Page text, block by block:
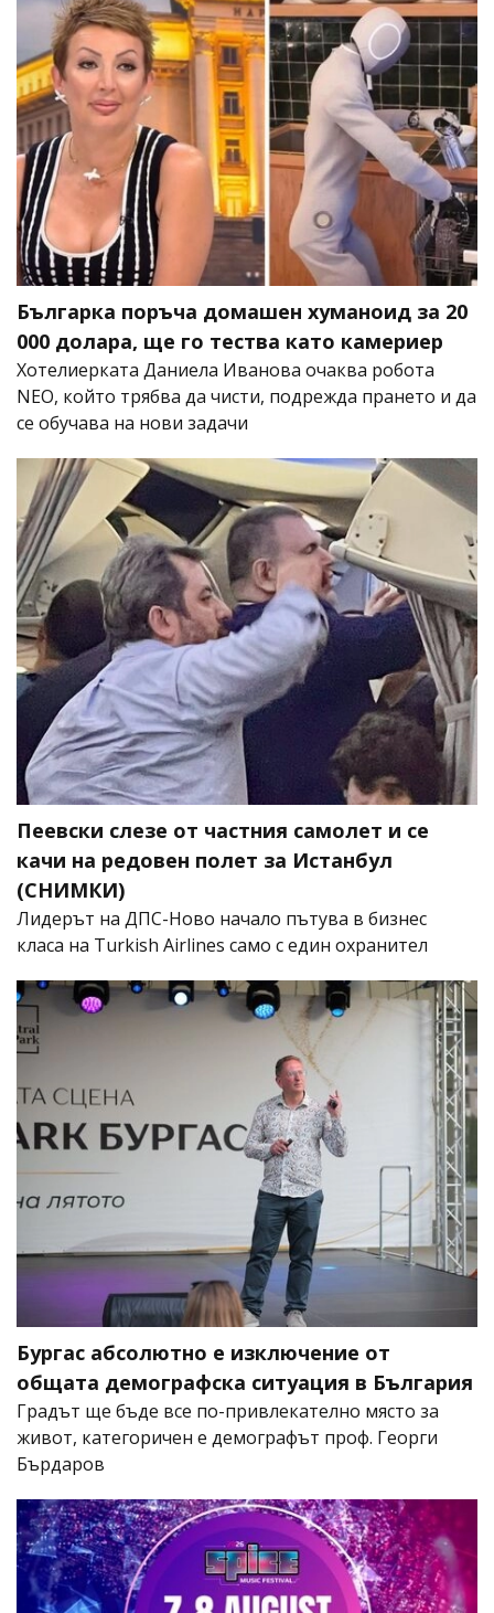
Българка поръча домашен хуманоид за 20
000 долара, ще го тества като камериер
Хотелиерката Даниела Иванова очаква робота
NEO, който трябва да чисти, подрежда прането и да
се обучава на нови задачи
Пеевски слезе от частния самолет и се
качи на редовен полет за Истанбул
(СНИМКИ)
Лидерът на ДПС-Ново начало пътува в бизнес
класа на Turkish Airlines само с един охранител
Бургас абсолютно е изключение от
общата демографска ситуация в България
Градът ще бъде все по-привлекателно място за
живот, категоричен е демографът проф. Георги
Бърдаров